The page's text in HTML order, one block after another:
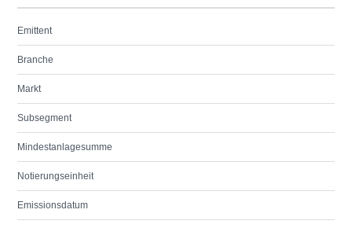
Emittent
Branche
Markt
Subsegment
Mindestanlagesumme
Notierungseinheit
Emissionsdatum